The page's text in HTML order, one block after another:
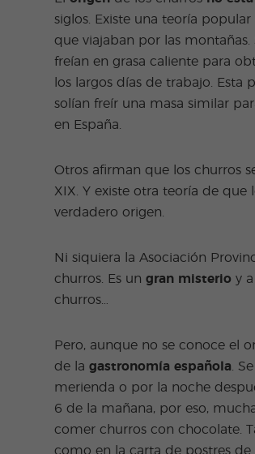
siglos. Existe una teoría
que viajaban por las
freían en grasa caliente para
los largos días de trabajo.
solían freír una masa similar
en España.
Otros afirman que los churros
XIX. Y existe otra teoría de que
verdadero origen.
Ni siquiera la Asociación
churros. Es ungran misterio y
churros…
Pero, aunque no se conoce el
de lagastronomía española .
merienda o por la noche
6 de la mañana, por eso,
comer churros con chocolate.
como en la carta de postres de